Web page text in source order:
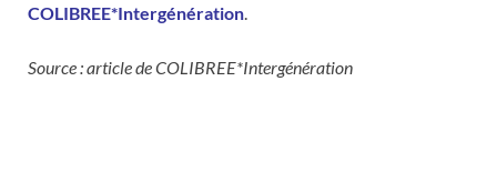
COLIBREE*Intergénération.
Source : article de COLIBREE*Intergénération